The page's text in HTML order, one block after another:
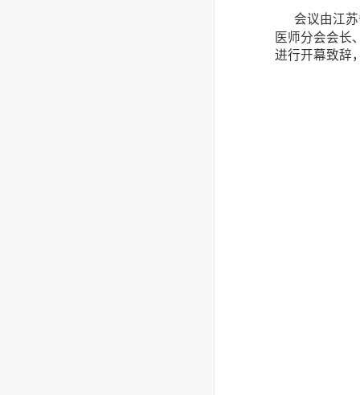
会议由江
医师分会会长
进行开幕致辞